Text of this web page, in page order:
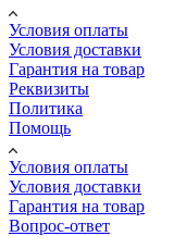
Условия оплаты
Условия доставки
Гарантия на товар
Реквизиты
Политика
Помощь
Условия оплаты
Условия доставки
Гарантия на товар
Вопрос-ответ